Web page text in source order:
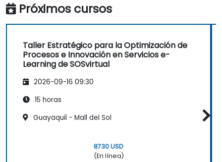
Próximos cursos
Taller Estratégico para la Optimización de
Procesos e Innovación en Servicios e-
Learning de SOSvirtual
2026-09-16 09:30
15 horas
Guayaquil - Mall del Sol
8730 USD
(En línea)